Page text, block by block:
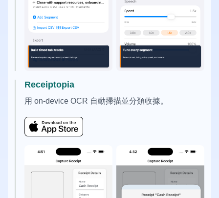
Receiptopia
用 on-device OCR 自動掃描並分類收據。